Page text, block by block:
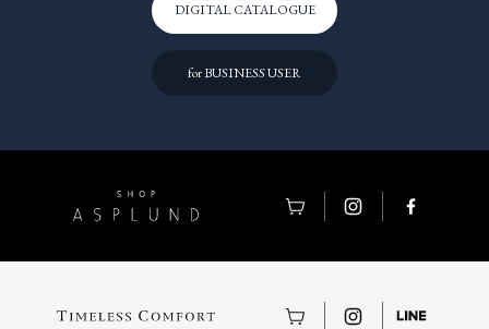
DIGITAL CATALOGUE
for BUSINESS USER